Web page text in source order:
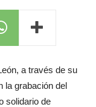
a través de su
la grabación del
solidario de